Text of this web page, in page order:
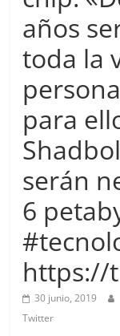
more.
Do
more.
more.
años
toda la
para
serán
6
https://
30 junio, 2019
Twitter